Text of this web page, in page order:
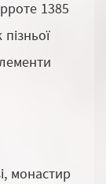
1385
монастир